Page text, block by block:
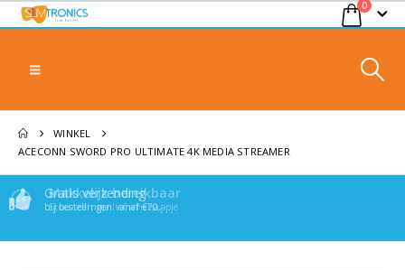
0
WINKEL
ACECONN SWORD PRO ULTIMATE 4K MEDIA STREAMER
Gratis verzending
bij bestellingen vanaf €70,-
Makkelijk bereikbaar
Stuur een mail of whatsappje